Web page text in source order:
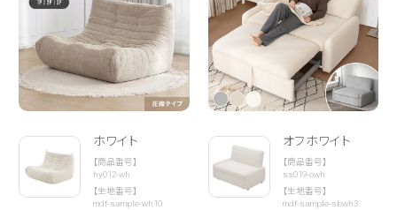
ホワイト
【商品番号】
hy012-wh
【生地番号】
mdf-sample-wh10
オフホワイト
【商品番号】
ss019-owh
【生地番号】
mdf-sample-sbwh3